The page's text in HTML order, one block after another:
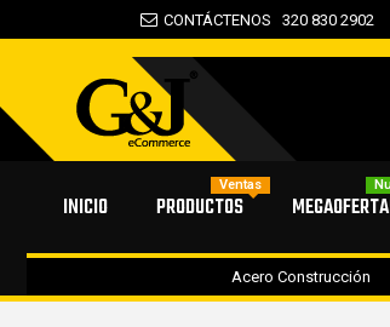
CONTÁCTENOS 320 830 2902
INICIO PRODUCTOS
Ventas
Acero Construcción